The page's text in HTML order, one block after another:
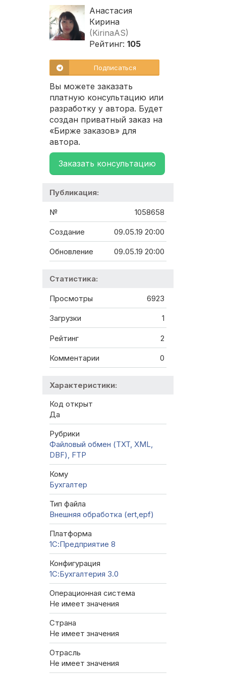
Анастасия
Кирина
(KirinaAS)
Рейтинг: 105
Подписаться
Вы можете заказать
платную консультацию или
разработку у автора. Будет
создан приватный заказ на
«Бирже заказов» для
автора.
Заказать консультацию
Публикация:
№ 1058658
Создание 09.05.19 20:00
Обновление 09.05.19 20:00
Статистика:
Просмотры 6923
Загрузки 1
Рейтинг 2
Комментарии 0
Характеристики:
Код открыт
Да
Рубрики
Файловый обмен (TXT, XML,
DBF), FTP
Кому
Бухгалтер
Тип файла
Внешняя обработка (ert,epf)
Платформа
1С:Предприятие 8
Конфигурация
1С:Бухгалтерия 3.0
Операционная система
Не имеет значения
Страна
Не имеет значения
Отрасль
Не имеет значения